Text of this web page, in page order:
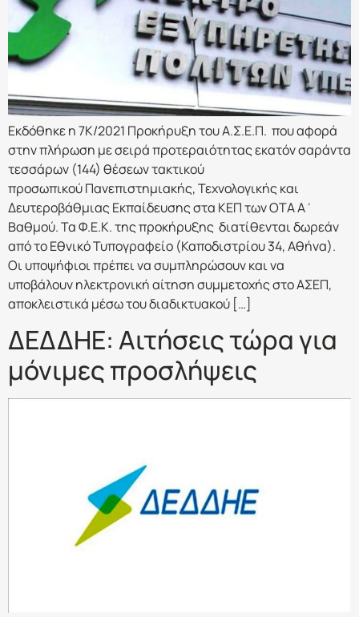
Εκδόθηκε η 7Κ/2021 Προκήρυξη του Α.Σ.Ε.Π. που αφορά
στην πλήρωση με σειρά προτεραιότητας εκατόν σαράντα
τεσσάρων (144) θέσεων τακτικού
προσωπικού Πανεπιστημιακής, Τεχνολογικής και
Δευτεροβάθμιας Εκπαίδευσης στα ΚΕΠ των ΟΤΑ Α΄
Βαθμού. Τα Φ.Ε.Κ. της προκήρυξης διατίθενται δωρεάν
από το Εθνικό Τυπογραφείο (Καποδιστρίου 34, Αθήνα).
Οι υποψήφιοι πρέπει να συμπληρώσουν και να
υποβάλουν ηλεκτρονική αίτηση συμμετοχής στο ΑΣΕΠ,
αποκλειστικά μέσω του διαδικτυακού […]
ΔΕΔΔΗΕ: Αιτήσεις τώρα για
μόνιμες προσλήψεις